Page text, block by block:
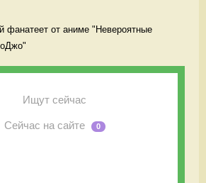
фанатеет от аниме "Невероятные
Ищут сейчас
Сейчас на сайте 0